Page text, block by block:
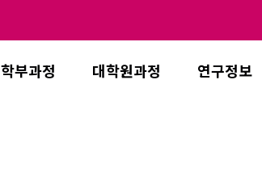
학부과정 대학원과정 연구정보